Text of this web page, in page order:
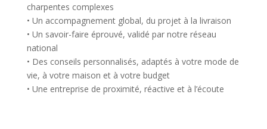
charpentes complexes
• Un accompagnement global, du projet à la livraison
• Un savoir-faire éprouvé, validé par notre réseau
national
• Des conseils personnalisés, adaptés à votre mode de
vie, à votre maison et à votre budget
• Une entreprise de proximité, réactive et à l’écoute